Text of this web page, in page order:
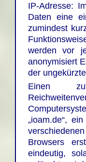
IP-Adresse:
Daten eine
zumindest
werden vor
anonymisiert
der
Einen
„ioam.de“,
Browsers
eindeutig,